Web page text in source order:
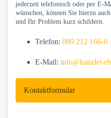
jederzeit telefonisch oder per E-
wünschen, können Sie hierzu
und Ihr Problem kurz schildern.
Telefon: 089 212 166-0
E-Mail: info@kanzlei-
Kontaktformular